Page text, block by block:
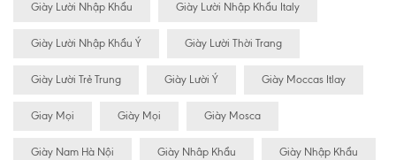
Giày Lười Nhập Khẩu Giày Lười Nhập Khẩu Italy
Giày Lười Nhập Khẩu Ý Giày Lười Thời Trang
Giày Lười Trẻ Trung Giày Lười Ý Giày Moccas Itlay
Giay Mọi Giày Mọi Giày Mosca
Giày Nam Hà Nội Giày Nhâp Khẩu Giày Nhập Khẩu